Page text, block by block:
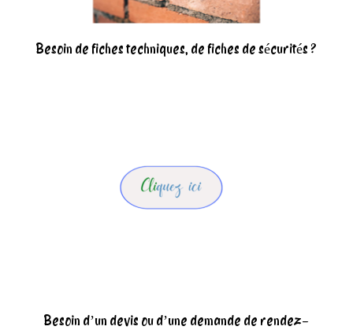
Besoin de fiches techniques, de fiches de sécurités ?
Besoin d’un devis ou d’une demande de rendez-